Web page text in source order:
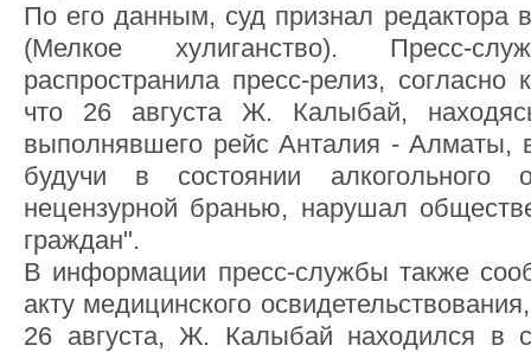
По его данным, суд признал редактора
(Мелкое хулиганство). Пресс-
распространила пресс-релиз, согласно
что 26 августа Ж. Калыбай,
выполнявшего рейс Анталия - Алматы,
будучи в состоянии алкогольного
нецензурной бранью, нарушал
граждан".
В информации пресс-службы также
акту медицинского
26 августа, Ж. Калыбай находился в